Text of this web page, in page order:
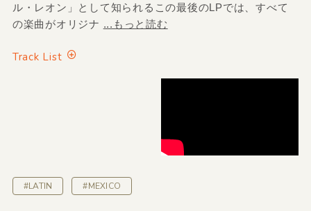
ル・レオン」として知られるこの最後のLPでは、すべて
の楽曲がオリジナ ...もっと読む
Track List
#LATIN #MEXICO